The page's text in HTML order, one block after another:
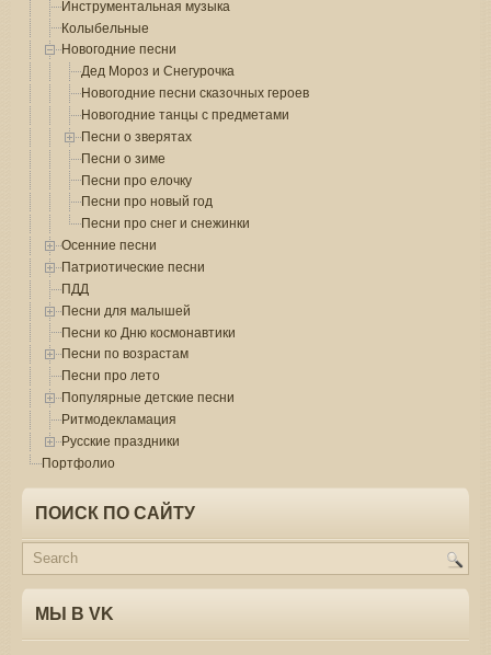
Инструментальная музыка
Колыбельные
Новогодние песни
Дед Мороз и Снегурочка
Новогодние песни сказочных героев
Новогодние танцы с предметами
Песни о зверятах
Песни о зиме
Песни про елочку
Песни про новый год
Песни про снег и снежинки
Осенние песни
Патриотические песни
ПДД
Песни для малышей
Песни ко Дню космонавтики
Песни по возрастам
Песни про лето
Популярные детские песни
Ритмодекламация
Русские праздники
Портфолио
ПОИСК ПО САЙТУ
МЫ В VK